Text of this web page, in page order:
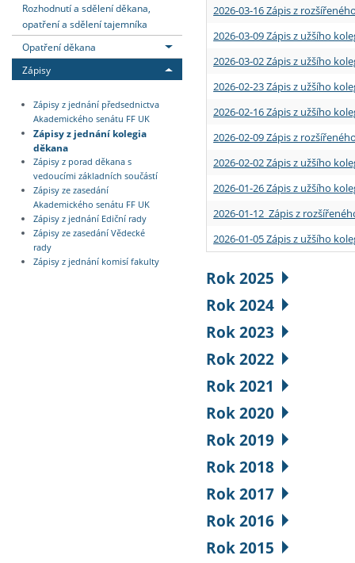
Rozhodnutí a sdělení děkana,
opatření a sdělení tajemníka
Opatření děkana
Zápisy
Zápisy z jednání předsednictva
Akademického senátu FF UK
Zápisy z jednání kolegia
děkana
Zápisy z porad děkana s
vedoucími základních součástí
Zápisy ze zasedání
Akademického senátu FF UK
Zápisy z jednání Ediční rady
Zápisy ze zasedání Vědecké
rady
Zápisy z jednání komisí fakulty
2026-03-16 Zápis z
2026-03-09 Zápis z užšího
2026-03-02 Zápis z užšího
2026-02-23 Zápis z užšího
2026-02-16 Zápis z užšího
2026-02-09 Zápis z
2026-02-02 Zápis z užšího
2026-01-26 Zápis z užšího
2026-01-12 Zápis z
2026-01-05 Zápis z užšího
Rok 2025
Rok 2024
Rok 2023
Rok 2022
Rok 2021
Rok 2020
Rok 2019
Rok 2018
Rok 2017
Rok 2016
Rok 2015